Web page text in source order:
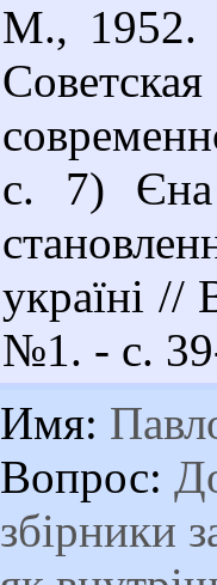
М., 1952.
с. 7) Єна
україні
№1. - с.
Имя:
Вопрос:
збірники